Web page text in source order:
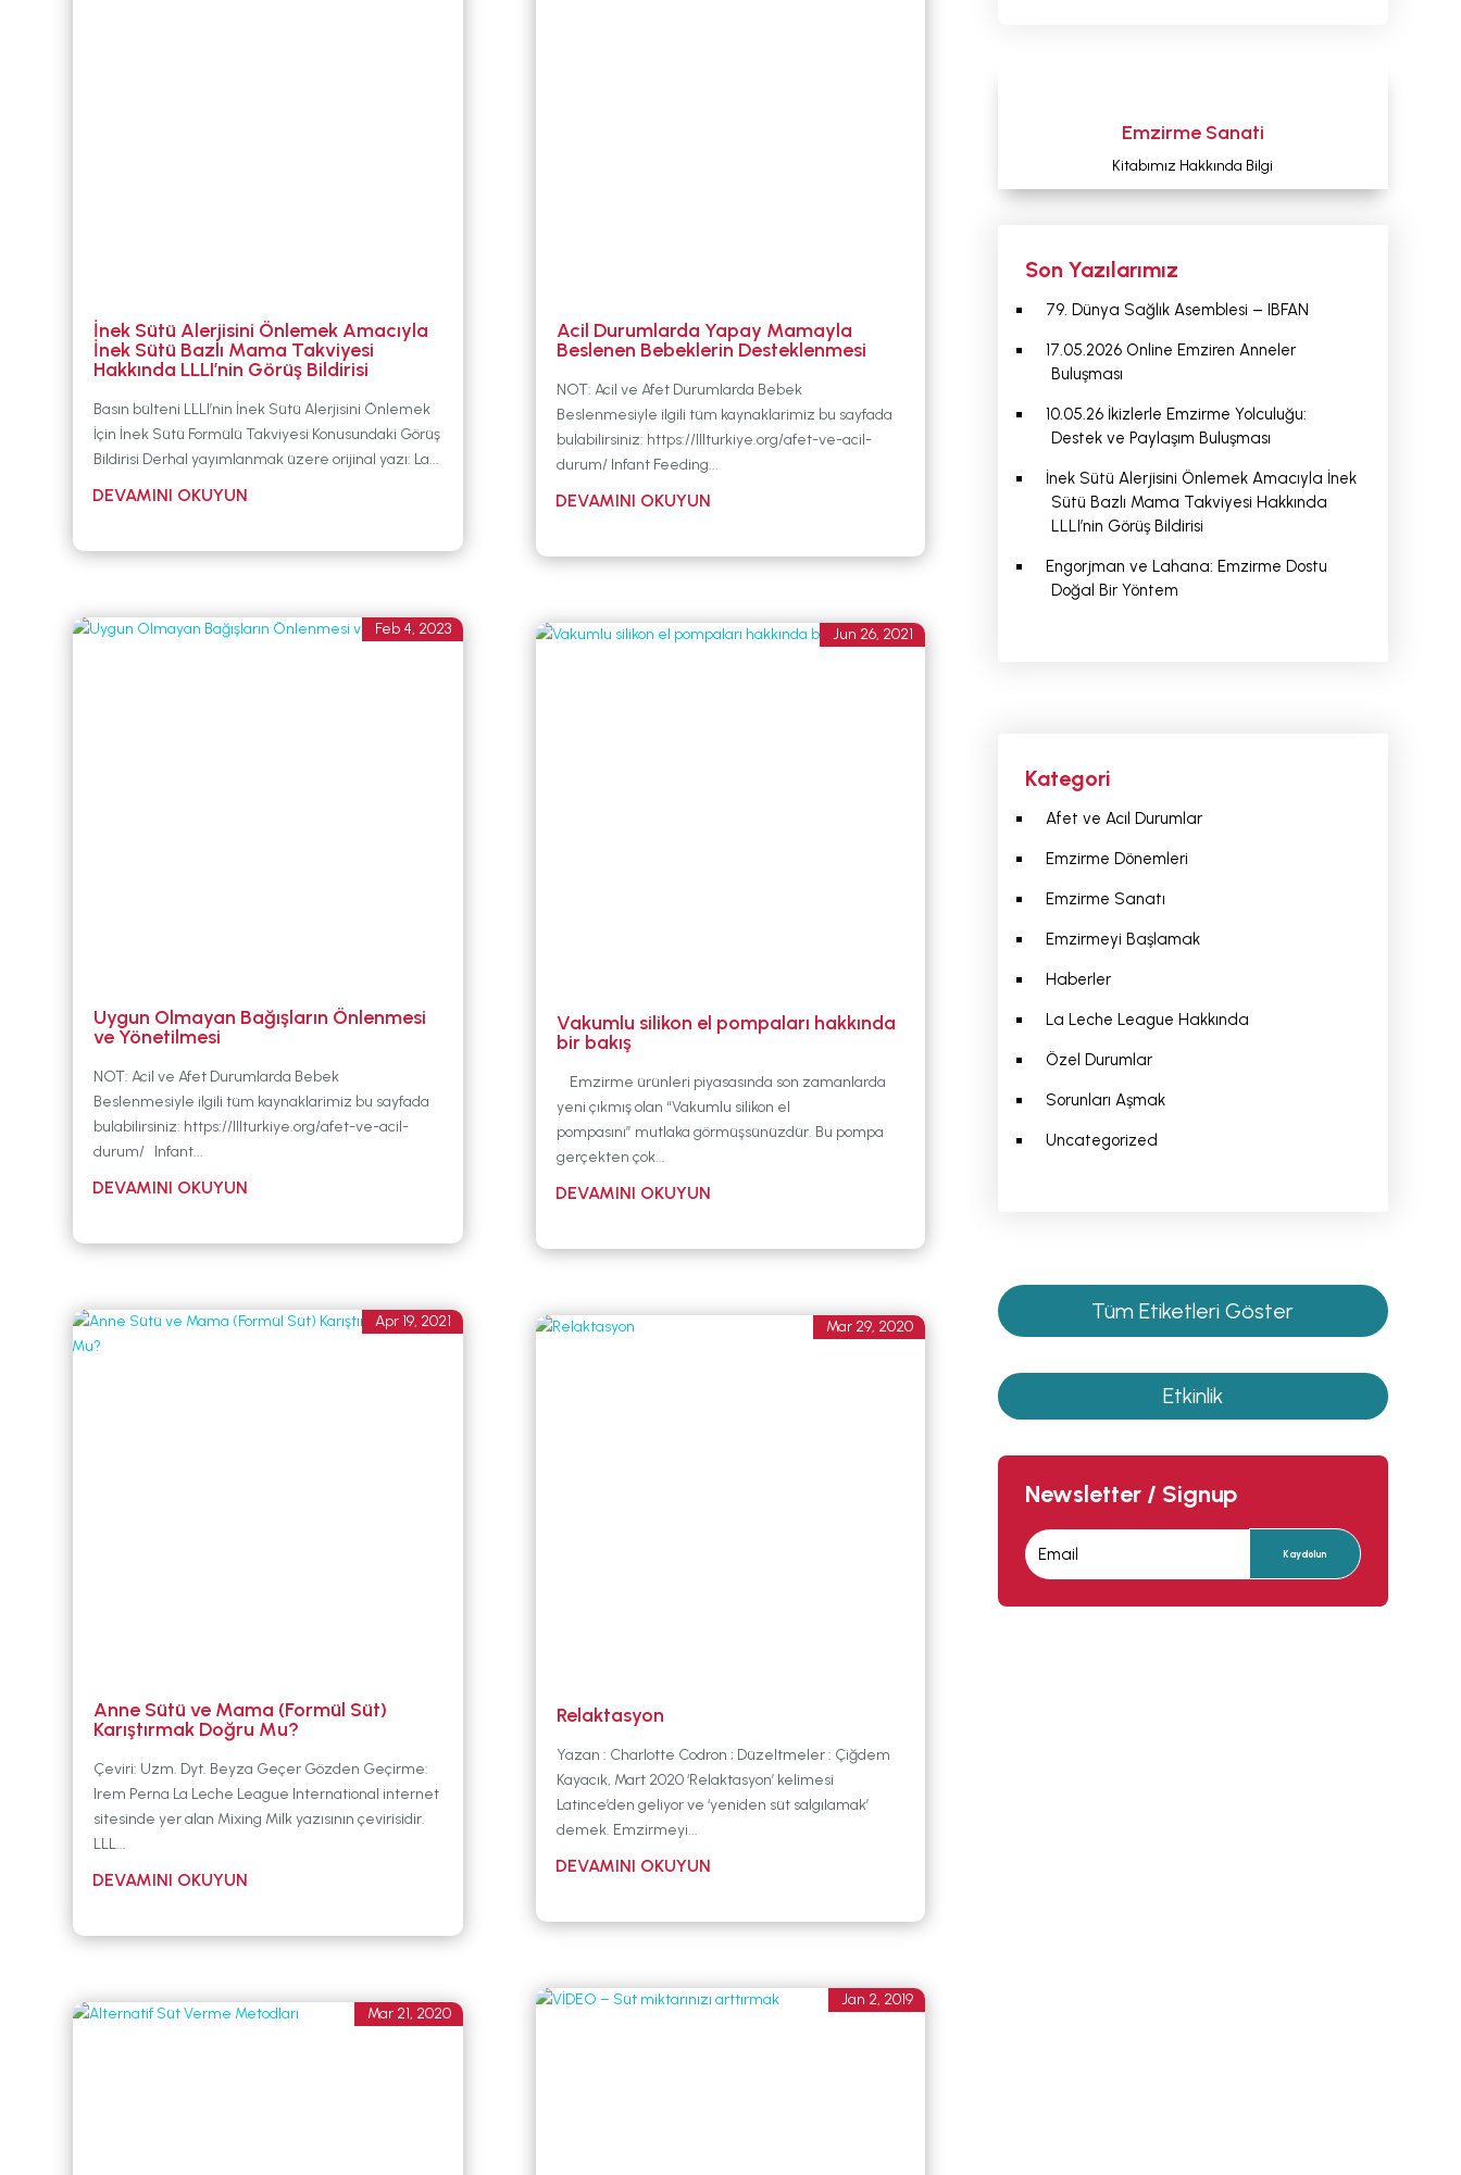
İnek Sütü Alerjisini Önlemek Amacıyla
İnek Sütü Bazlı Mama Takviyesi
Hakkında LLLI’nin Görüş Bildirisi
Basın bülteni LLLI’nin İnek Sütü Alerjisini Önlemek
İçin İnek Sütü Formülü Takviyesi Konusundaki Görüş
Bildirisi Derhal yayımlanmak üzere orijinal yazı: La...
Uygun Olmayan Bağışların Önlenmesi
ve Yönetilmesi
Feb 4, 2023
NOT: Acil ve Afet Durumlarda Bebek
Beslenmesiyle ilgili tüm kaynaklarimiz bu sayfada
bulabilirsiniz: https://lllturkiye.org/afet-ve-acil-
durum/ Infant...
Anne Sütü ve Mama (Formül Süt)
Karıştırmak Doğru Mu?
Apr 19, 2021
Çeviri: Uzm. Dyt. Beyza Geçer Gözden Geçirme:
Irem Perna La Leche League International internet
sitesinde yer alan Mixing Milk yazısının çevirisidir.
LLL...
Mar 21, 2020
Acil Durumlarda Yapay Mamayla
Beslenen Bebeklerin Desteklenmesi
NOT: Acil ve Afet Durumlarda Bebek
Beslenmesiyle ilgili tüm kaynaklarimiz bu sayfada
bulabilirsiniz: https://lllturkiye.org/afet-ve-acil-
durum/ Infant Feeding...
Vakumlu silikon el pompaları hakkında
bir bakış
Jun 26, 2021
Emzirme ürünleri piyasasında son zamanlarda
yeni çıkmış olan “Vakumlu silikon el
pompasını” mutlaka görmüşsünüzdür. Bu pompa
gerçekten çok...
Relaktasyon
Mar 29, 2020
Yazan : Charlotte Codron ; Düzeltmeler : Çiğdem
Kayacık, Mart 2020 ‘Relaktasyon’ kelimesi
Latince’den geliyor ve ‘yeniden süt salgılamak’
demek. Emzirmeyi...
Jan 2, 2019
Emzirme Sanati
Kitabımız Hakkında Bilgi
Son Yazılarımız
79. Dünya Sağlık Asemblesi – IBFAN
17.05.2026 Online Emziren Anneler
Buluşması
10.05.26 İkizlerle Emzirme Yolculuğu:
Destek ve Paylaşım Buluşması
İnek Sütü Alerjisini Önlemek Amacıyla İnek
Sütü Bazlı Mama Takviyesi Hakkında
LLLI’nin Görüş Bildirisi
Engorjman ve Lahana: Emzirme Dostu
Doğal Bir Yöntem
Kategori
Afet ve Acıl Durumlar
Emzirme Dönemleri
Emzirme Sanatı
Emzirmeyi Başlamak
Haberler
La Leche League Hakkında
Özel Durumlar
Sorunları Aşmak
Uncategorized
Tüm Etiketleri Göster
Etkinlik
Newsletter / Signup
Kaydolun